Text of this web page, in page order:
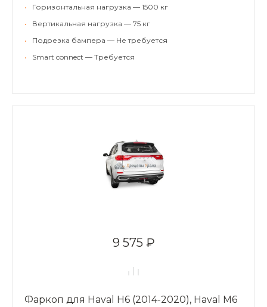
•
Горизонтальная нагрузка — 1500 кг
•
Вертикальная нагрузка — 75 кг
•
Подрезка бампера — Не требуется
•
Smart connect — Требуется
9 575 ₽
Фаркоп для Haval H6 (2014-2020), Haval M6